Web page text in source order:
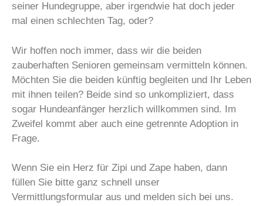
seiner Hundegruppe, aber irgendwie hat doch jeder
mal einen schlechten Tag, oder?
Wir hoffen noch immer, dass wir die beiden
zauberhaften Senioren gemeinsam vermitteln können.
Möchten Sie die beiden künftig begleiten und Ihr Leben
mit ihnen teilen? Beide sind so unkompliziert, dass
sogar Hundeanfänger herzlich willkommen sind. Im
Zweifel kommt aber auch eine getrennte Adoption in
Frage.
Wenn Sie ein Herz für Zipi und Zape haben, dann
füllen Sie bitte ganz schnell unser
Vermittlungsformular aus und melden sich bei uns.